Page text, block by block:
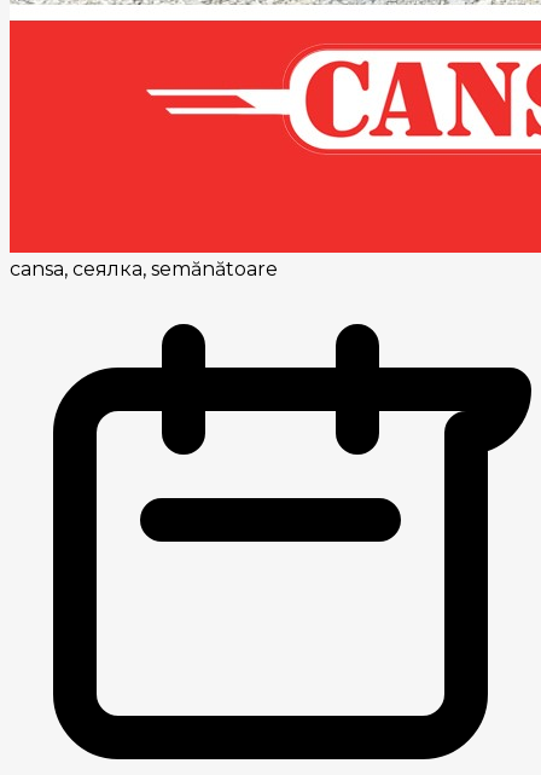
cansa, сеялка, semănătoare